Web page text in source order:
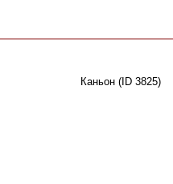
Каньон (ID 3825)